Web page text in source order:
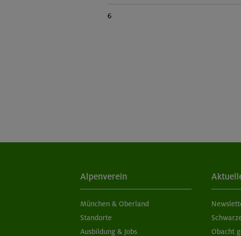
6
Alpenverein
München & Oberland
Standorte
Ausbildung & Jobs
Obacht